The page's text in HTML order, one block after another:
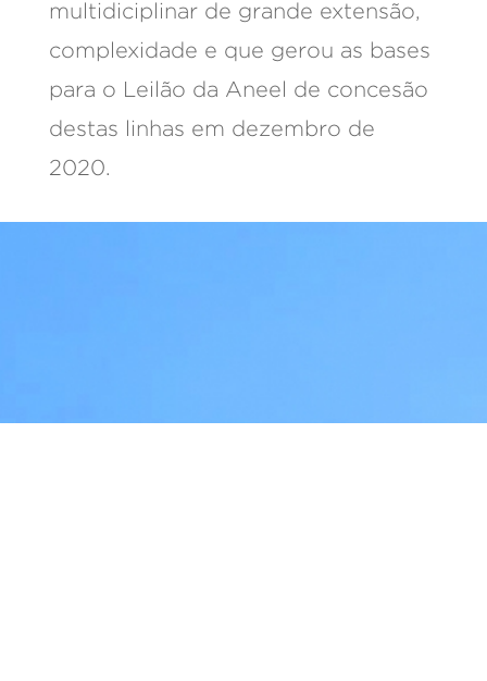
multidiciplinar de grande extensão,
complexidade e que gerou as bases
para o Leilão da Aneel de concesão
destas linhas em dezembro de
2020.